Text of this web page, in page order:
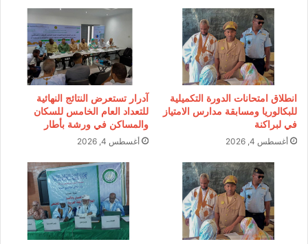
انطلاق امتحانات الدورة التكميلية
للبكالوريا ومسابقة مدارس الامتياز
في لبراكنة
أغسطس 4, 2026
آدرار تستعرض النتائج النهائية
للتعداد العام الخامس للسكان
والمساكن في ورشة بأطار
أغسطس 4, 2026